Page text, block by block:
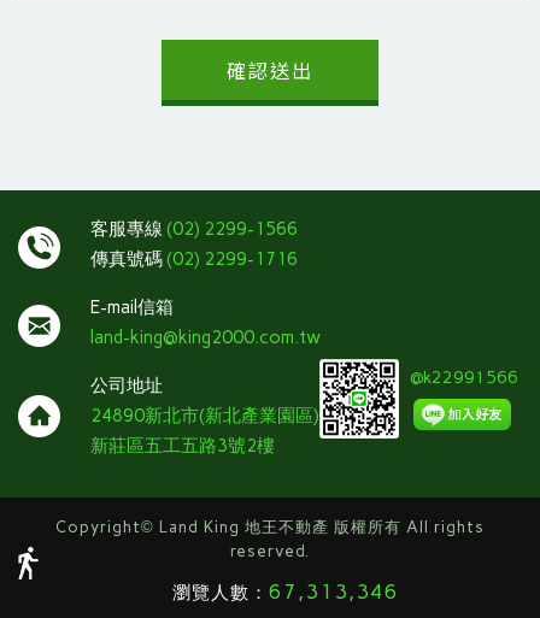
確認送出
客服專線 (02) 2299-1566
傳真號碼(02) 2299-1716
E-mail信箱
land-king@king2000.com.tw
公司地址
24890新北市(新北產業園區)
新莊區五工五路3號2樓
@k22991566
Copyright© Land King 地王不動產 版權所有 All rights
reserved.
瀏覽人數： 67,313,346